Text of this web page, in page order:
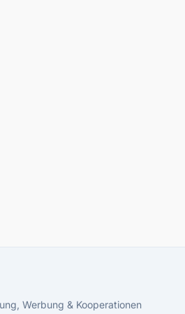
Werbung & Kooperationen